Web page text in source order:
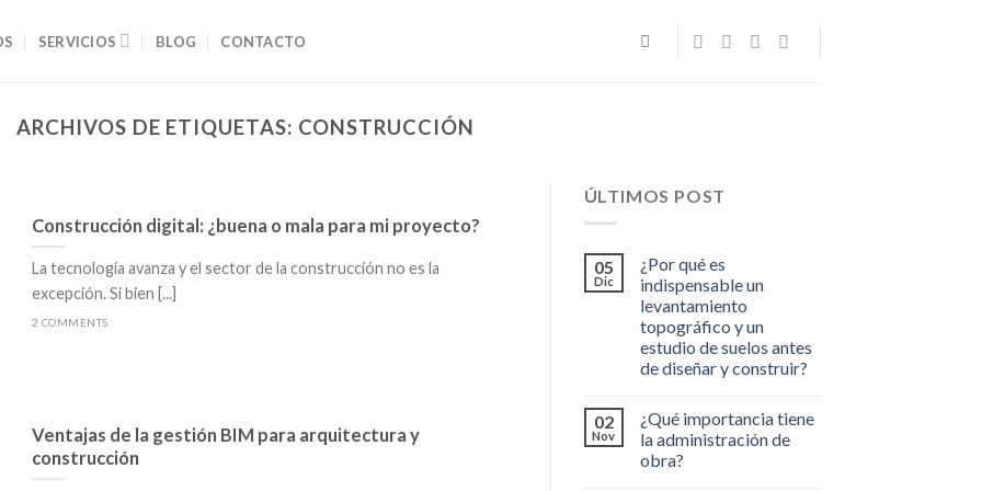
SERVICIOS BLOG CONTACTO
ARCHIVOS DE ETIQUETAS: CONSTRUCCIÓN
Construcción digital: ¿buena o mala para mi proyecto?
La tecnología avanza y el sector de la construcción no es la
excepción. Si bien [...]
2 COMMENTS
Ventajas de la gestión BIM para arquitectura y
construcción
ÚLTIMOS POST
05
Dic
¿Por qué es
indispensable un
levantamiento
topográfico y un
estudio de suelos antes
de diseñar y construir?
02
Nov
¿Qué importancia tiene
la administración de
obra?